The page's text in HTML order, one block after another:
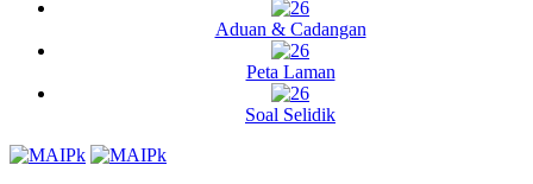
Aduan & Cadangan
Peta Laman
Soal Selidik